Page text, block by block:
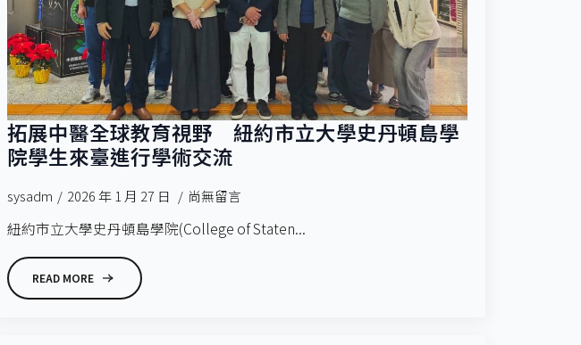
拓展中醫全球教育視野 紐約市立大學史丹頓島學
院學生來臺進行學術交流
sysadm 2026 年 1 月 27 日 尚無留言
紐約市立大學史丹頓島學院(College of Staten...
READ MORE